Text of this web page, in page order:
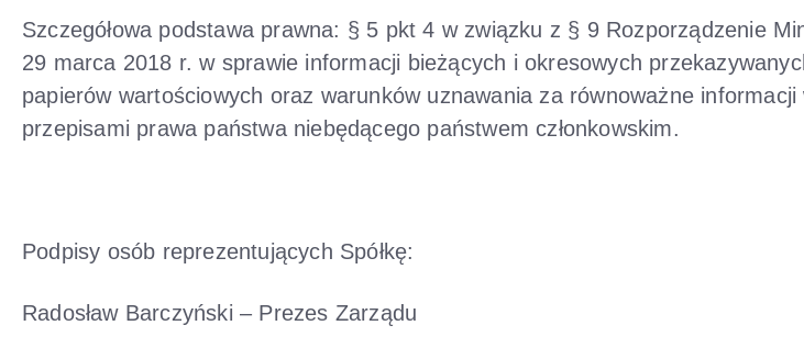
Szczegółowa podstawa prawna: § 5 pkt 4 w związku z § 9 Rozporządzenie
29 marca 2018 r. w sprawie informacji bieżących i okresowych
papierów wartościowych oraz warunków uznawania za równoważne informacji
przepisami prawa państwa niebędącego państwem członkowskim.
Podpisy osób reprezentujących Spółkę:
Radosław Barczyński – Prezes Zarządu